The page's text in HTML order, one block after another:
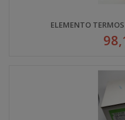
ELEMENTO